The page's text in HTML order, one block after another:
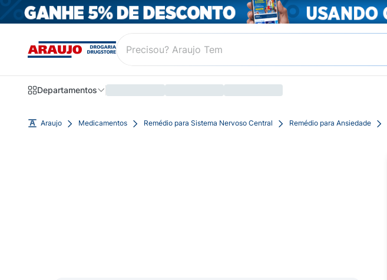
Departamentos
Araujo Medicamentos Remédio para Sistema Nervoso Central Remédio para Ansiedade